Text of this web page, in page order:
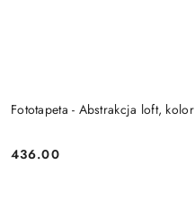
Fototapeta - Abstrakcja loft, kolor
Cena:
436.00